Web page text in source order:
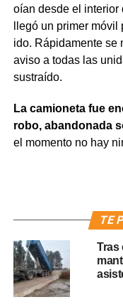
oían desde el interior
llegó un primer
ido. Rápidamente se
aviso a todas las
sustraído.
La camioneta fue
robo, abandonada
el momento no hay
TE
Tras